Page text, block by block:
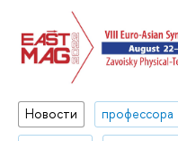
Новости
профессора